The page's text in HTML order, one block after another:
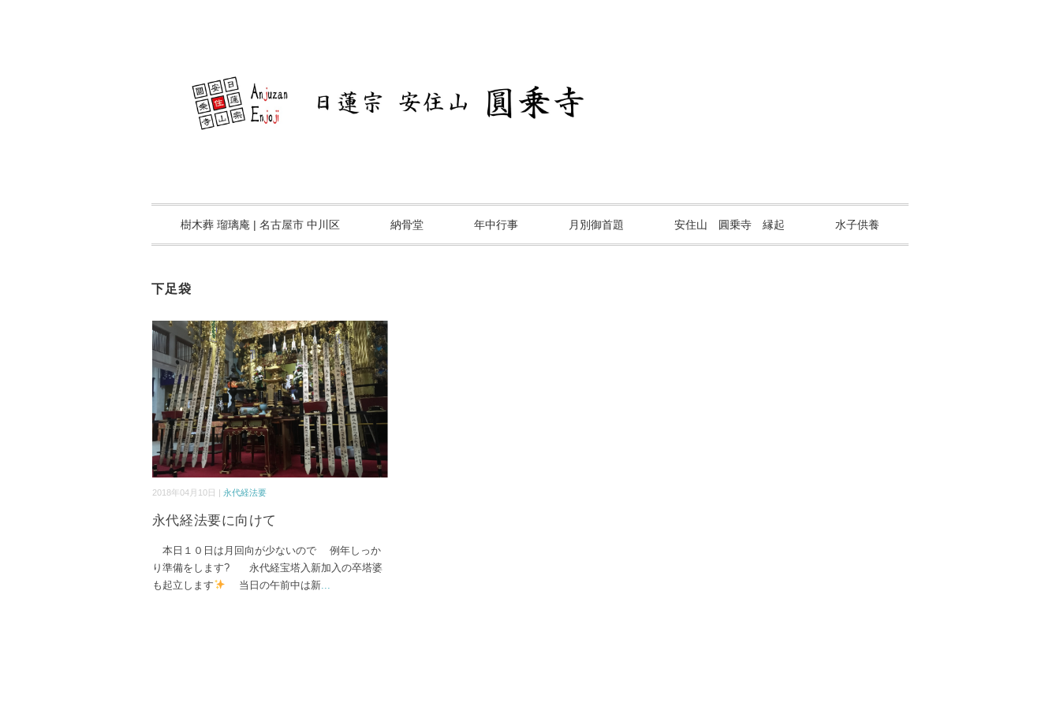
樹木葬 瑠璃庵 | 名古屋市 中川区 納骨堂 年中行事 月別御首題 安住山 圓乗寺 縁起 水子供養
下足袋
2018年04月10日 | 永代経法要
永代経法要に向けて
本日１０日は月回向が少ないので 例年しっか
り準備をします? 永代経宝塔入新加入の卒塔婆
も起立します
当日の午前中は新...